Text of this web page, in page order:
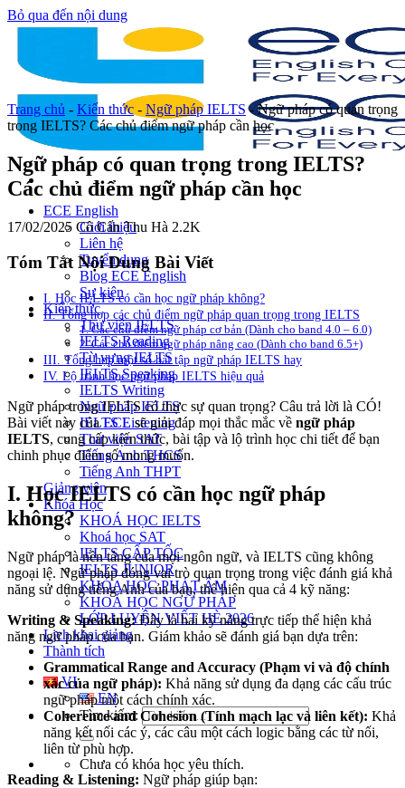
Bỏ qua đến nội dung
ECE English
Giới thiệu
Liên hệ
Tuyển dụng
Blog ECE English
Sự kiện
Kiến thức
Thư viện IELTS
IELTS Reading
Từ vựng IELTS
IELTS Speaking
IELTS Writing
Ngữ pháp IELTS
IELTS Listening
Thư viện SAT
Tiếng Anh THCS
Tiếng Anh THPT
Giảng viên
Khóa Học
KHOÁ HỌC IELTS
Khoá học SAT
IELTS CẤP TỐC
IELTS JUNIOR
KHÓA HỌC PHÁT ÂM
KHOÁ HỌC NGỮ PHÁP
LỚP LUYỆN VIẾT HÈ 2026
Lịch khai giảng
Thành tích
VI
EN
Tìm kiếm:
Chưa có khóa học yêu thích.
Trang chủ - Kiến thức - Ngữ pháp IELTS-Ngữ pháp có quan trọng
trong IELTS? Các chủ điểm ngữ pháp cần học
Ngữ pháp có quan trọng trong IELTS?
Các chủ điểm ngữ pháp cần học
17/02/2025 Cô Cấn Thu Hà 2.2K
Tóm Tắt Nội Dung Bài Viết
I. Học IELTS có cần học ngữ pháp không?
II. Tổng hợp các chủ điểm ngữ pháp quan trọng trong IELTS
1. Các chủ điểm ngữ pháp cơ bản (Dành cho band 4.0 – 6.0)
2. Các chủ điểm ngữ pháp nâng cao (Dành cho band 6.5+)
III. Tổng hợp một số bài tập ngữ pháp IELTS hay
IV. Lộ trình học ngữ pháp IELTS hiệu quả
Ngữ pháp trong IELTS có thực sự quan trọng? Câu trả lời là CÓ!
Bài viết này củaECEsẽ giải đáp mọi thắc mắc về ngữ pháp
IELTS, cung cấp kiến thức, bài tập và lộ trình học chi tiết để bạn
chinh phục điểm số mong muốn.
I. Học IELTS có cần học ngữ pháp
không?
Ngữ pháp là nền tảng của mọi ngôn ngữ, và IELTS cũng không
ngoại lệ. Ngữ pháp đóng vai trò quan trọng trong việc đánh giá khả
năng sử dụng tiếng Anh của bạn, thể hiện qua cả 4 kỹ năng:
Writing & Speaking:Đây là hai kỹ năng trực tiếp thể hiện khả
năng ngữ pháp của bạn. Giám khảo sẽ đánh giá bạn dựa trên:
Grammatical Range and Accuracy (Phạm vi và độ chính
xác của ngữ pháp): Khả năng sử dụng đa dạng các cấu trúc
ngữ pháp một cách chính xác.
Coherence and Cohesion (Tính mạch lạc và liên kết): Khả
năng kết nối các ý, các câu một cách logic bằng các từ nối,
liên từ phù hợp.
Reading & Listening: Ngữ pháp giúp bạn: